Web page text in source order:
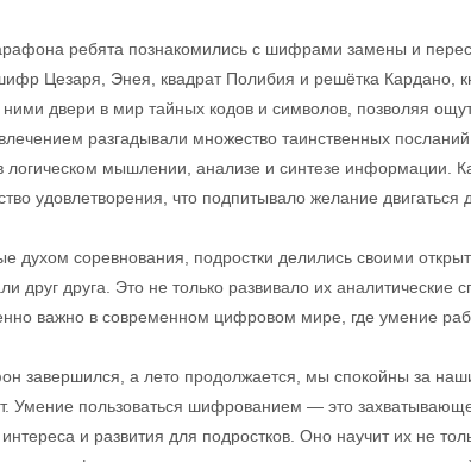
ребята познакомились с шифрами замены и
Цезаря, Энея, квадрат Полибия и решётка
двери в мир тайных кодов и символов, позволяя
разгадывали множество таинственных
логическом мышлении, анализе и синтезе информации.
удовлетворения, что подпитывало желание
духом соревнования, подростки делились своими
друг друга. Это не только развивало их аналитические
важно в современном цифровом мире, где умение
завершился, а лето продолжается, мы спокойны за
Умение пользоваться шифрованием — это
и развития для подростков. Оно научит их не